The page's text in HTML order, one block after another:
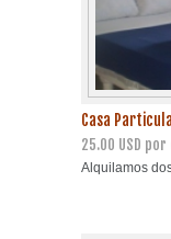
Casa
25.00 USD por
Alquilamos